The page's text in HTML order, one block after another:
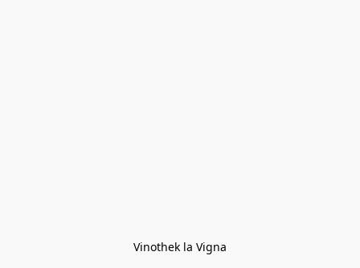
Vinothek la Vigna